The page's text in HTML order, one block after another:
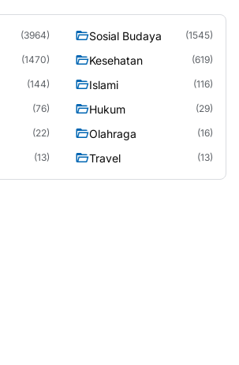
(3964) Sosial Budaya (1545)
(1470) Kesehatan (619)
(144) Islami (116)
(76) Hukum (29)
(22) Olahraga (16)
(13) Travel (13)